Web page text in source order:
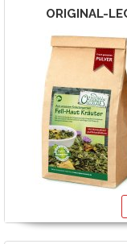
ORIGINAL-